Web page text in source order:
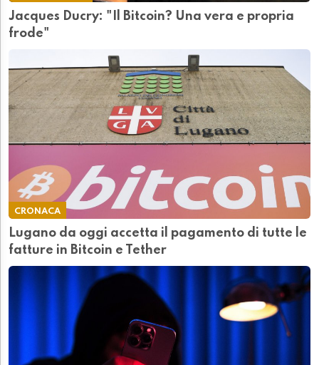
Jacques Ducry: "Il Bitcoin? Una vera e propria
frode"
CRONACA
Lugano da oggi accetta il pagamento di tutte le
fatture in Bitcoin e Tether